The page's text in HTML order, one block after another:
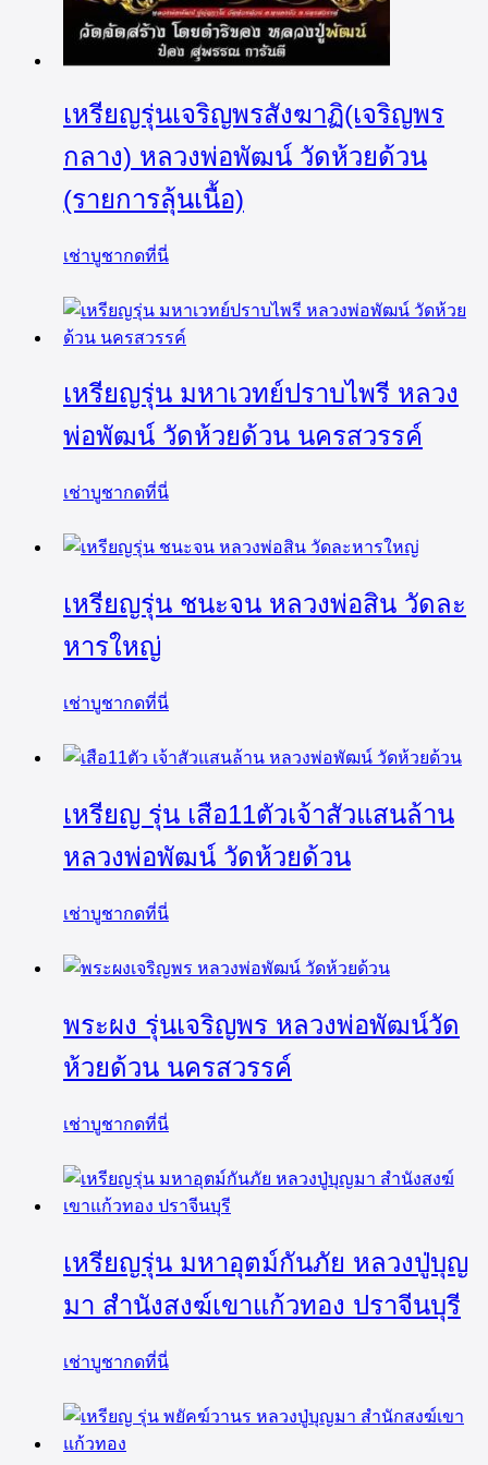
เหรียญรุ่นเจริญพรสังฆาฏิ(เจริญพร
กลาง) หลวงพ่อพัฒน์ วัดห้วยด้วน
(รายการลุ้นเนื้อ)
เช่าบูชากดที่นี่
เหรียญรุ่น มหาเวทย์ปราบไพรี หลวง
พ่อพัฒน์ วัดห้วยด้วน นครสวรรค์
เช่าบูชากดที่นี่
เหรียญรุ่น ชนะจน หลวงพ่อสิน วัดละ
หารใหญ่
เช่าบูชากดที่นี่
เหรียญ รุ่น เสือ11ตัวเจ้าสัวแสนล้าน
หลวงพ่อพัฒน์ วัดห้วยด้วน
เช่าบูชากดที่นี่
พระผง รุ่นเจริญพร หลวงพ่อพัฒน์วัด
ห้วยด้วน นครสวรรค์
เช่าบูชากดที่นี่
เหรียญรุ่น มหาอุตม์กันภัย หลวงปู่บุญ
มา สำนังสงฆ์เขาแก้วทอง ปราจีนบุรี
เช่าบูชากดที่นี่